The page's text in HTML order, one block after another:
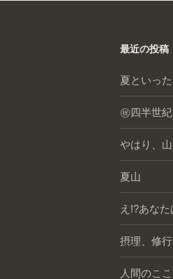
最近の投稿
夏といっ
㊗️四半世紀
やはり、
夏山
え!?あな
摂理、修行
人間のこ